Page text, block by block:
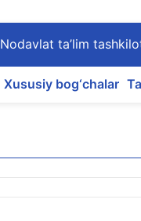
Nodavlat ta’lim
Xususiy bog‘chalar